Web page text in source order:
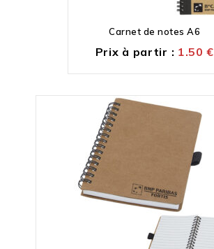
Carnet de notes A6
Prix à partir : 1.50€